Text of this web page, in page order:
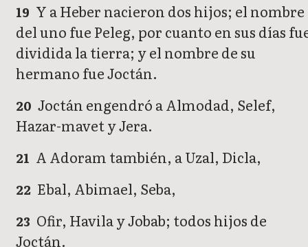
19 Y a Heber nacieron dos hijos; el nombre
del uno fue Peleg, por cuanto en sus días
dividida la tierra; y el nombre de su
hermano fue Joctán.
20 Joctán engendró a Almodad, Selef,
Hazar-mavet y Jera.
21 A Adoram también, a Uzal, Dicla,
22 Ebal, Abimael, Seba,
23 Ofir, Havila y Jobab; todos hijos de
Joctán.